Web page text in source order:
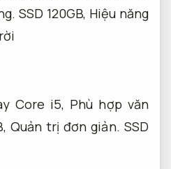
SSD 120GB, Hiệu năng
Core i5, Phù hợp văn
Quản trị đơn giản. SSD